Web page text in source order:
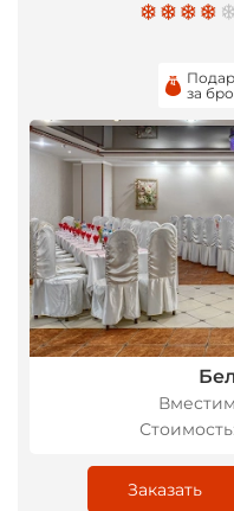
за
Стоимость:
Заказать
*